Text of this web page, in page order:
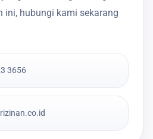
ini, hubungi kami sekarang
3656